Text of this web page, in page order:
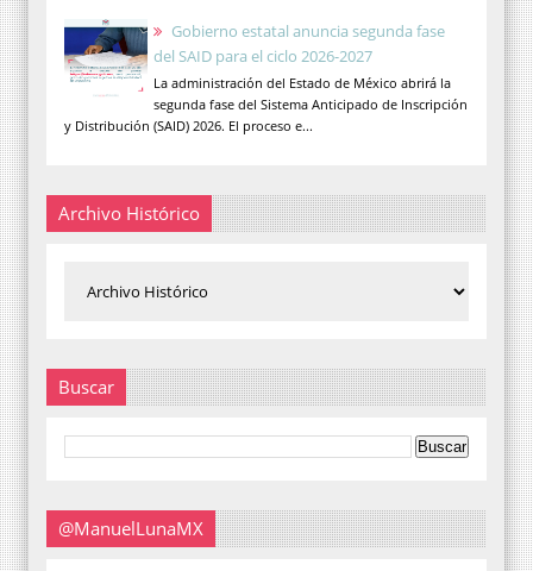
Gobierno estatal anuncia segunda fase
del SAID para el ciclo 2026-2027
La administración del Estado de México abrirá la
segunda fase del Sistema Anticipado de Inscripción
y Distribución (SAID) 2026. El proceso e...
Archivo Histórico
Buscar
@ManuelLunaMX